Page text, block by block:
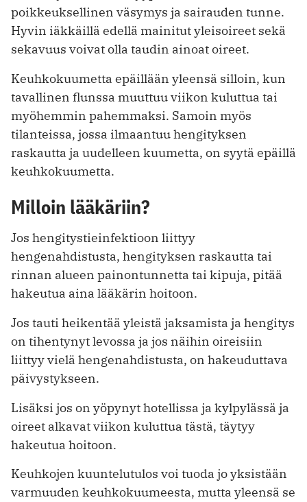
poikkeuksellinen väsymys ja sairauden tunne.
Hyvin iäkkäillä edellä mainitut yleisoireet sekä
sekavuus voivat olla taudin ainoat oireet.
Keuhkokuumetta epäillään yleensä silloin, kun
tavallinen flunssa muuttuu viikon kuluttua tai
myöhemmin pahemmaksi. Samoin myös
tilanteissa, jossa ilmaantuu hengityksen
raskautta ja uudelleen kuumetta, on syytä epäillä
keuhkokuumetta.
Milloin lääkäriin?
Jos hengitystieinfektioon liittyy
hengenahdistusta, hengityksen raskautta tai
rinnan alueen painontunnetta tai kipuja, pitää
hakeutua aina lääkärin hoitoon.
Jos tauti heikentää yleistä jaksamista ja hengitys
on tihentynyt levossa ja jos näihin oireisiin
liittyy vielä hengenahdistusta, on hakeuduttava
päivystykseen.
Lisäksi jos on yöpynyt hotellissa ja kylpylässä ja
oireet alkavat viikon kuluttua tästä, täytyy
hakeutua hoitoon.
Keuhkojen kuuntelutulos voi tuoda jo yksistään
varmuuden keuhkokuumeesta, mutta yleensä se